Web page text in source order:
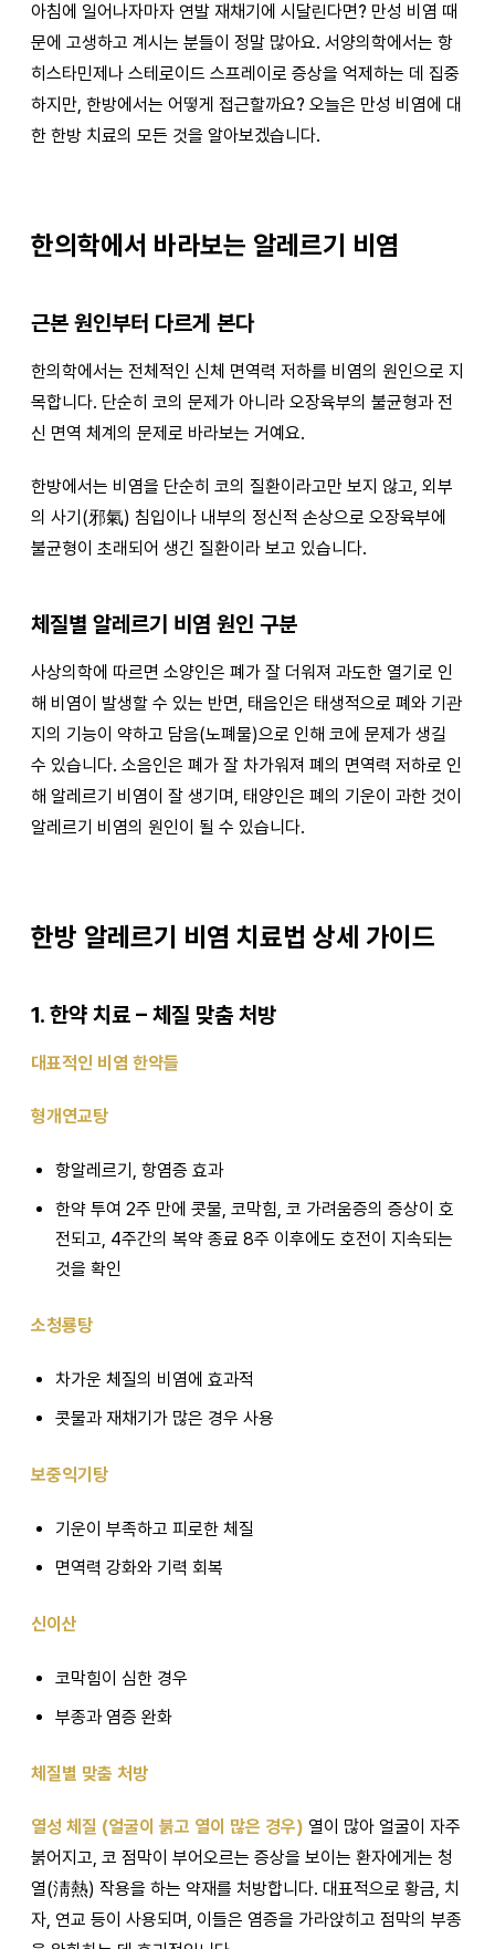
아침에 일어나자마자 연발 재채기에 시달린다면? 만성 비염 때
문에 고생하고 계시는 분들이 정말 많아요. 서양의학에서는 항
히스타민제나 스테로이드 스프레이로 증상을 억제하는 데 집중
하지만, 한방에서는 어떻게 접근할까요? 오늘은 만성 비염에 대
한 한방 치료의 모든 것을 알아보겠습니다.
한의학에서 바라보는 알레르기 비염
근본 원인부터 다르게 본다
한의학에서는 전체적인 신체 면역력 저하를 비염의 원인으로 지
목합니다. 단순히 코의 문제가 아니라 오장육부의 불균형과 전
신 면역 체계의 문제로 바라보는 거예요.
한방에서는 비염을 단순히 코의 질환이라고만 보지 않고, 외부
의 사기(邪氣) 침입이나 내부의 정신적 손상으로 오장육부에
불균형이 초래되어 생긴 질환이라 보고 있습니다.
체질별 알레르기 비염 원인 구분
사상의학에 따르면 소양인은 폐가 잘 더워져 과도한 열기로 인
해 비염이 발생할 수 있는 반면, 태음인은 태생적으로 폐와 기관
지의 기능이 약하고 담음(노폐물)으로 인해 코에 문제가 생길
수 있습니다. 소음인은 폐가 잘 차가워져 폐의 면역력 저하로 인
해 알레르기 비염이 잘 생기며, 태양인은 폐의 기운이 과한 것이
알레르기 비염의 원인이 될 수 있습니다.
한방 알레르기 비염 치료법 상세 가이드
1. 한약 치료 – 체질 맞춤 처방
대표적인 비염 한약들
형개연교탕
항알레르기, 항염증 효과
한약 투여 2주 만에 콧물, 코막힘, 코 가려움증의 증상이 호
전되고, 4주간의 복약 종료 8주 이후에도 호전이 지속되는
것을 확인
소청룡탕
차가운 체질의 비염에 효과적
콧물과 재채기가 많은 경우 사용
보중익기탕
기운이 부족하고 피로한 체질
면역력 강화와 기력 회복
신이산
코막힘이 심한 경우
부종과 염증 완화
체질별 맞춤 처방
열성 체질 (얼굴이 붉고 열이 많은 경우) 열이 많아 얼굴이 자주
붉어지고, 코 점막이 부어오르는 증상을 보이는 환자에게는 청
열(淸熱) 작용을 하는 약재를 처방합니다. 대표적으로 황금, 치
자, 연교 등이 사용되며, 이들은 염증을 가라앉히고 점막의 부종